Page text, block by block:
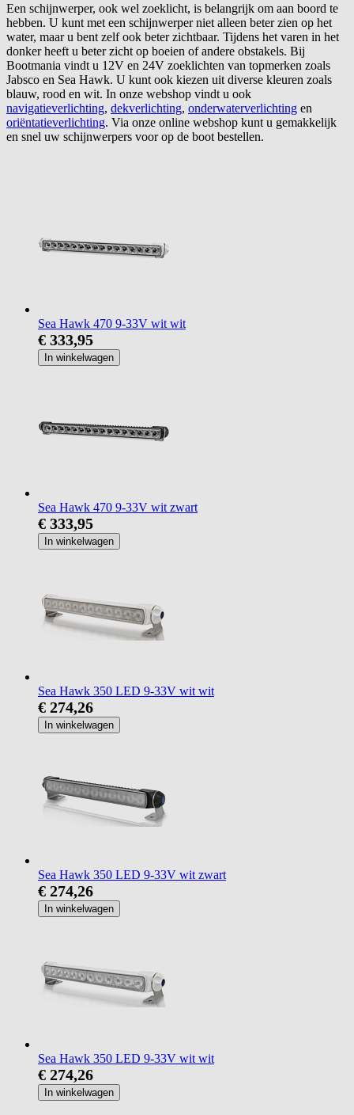
Een schijnwerper, ook wel zoeklicht, is belangrijk om aan boord te
hebben. U kunt met een schijnwerper niet alleen beter zien op het
water, maar u bent zelf ook beter zichtbaar. Tijdens het varen in het
donker heeft u beter zicht op boeien of andere obstakels. Bij
Bootmania vindt u 12V en 24V zoeklichten van topmerken zoals
Jabsco en Sea Hawk. U kunt ook kiezen uit diverse kleuren zoals
blauw, rood en wit. In onze webshop vindt u ook
navigatieverlichting, dekverlichting, onderwaterverlichting en
oriëntatieverlichting. Via onze online webshop kunt u gemakkelijk
en snel uw schijnwerpers voor op de boot bestellen.
Sea Hawk 470 9-33V wit wit
€ 333,95
In winkelwagen
Sea Hawk 470 9-33V wit zwart
€ 333,95
In winkelwagen
Sea Hawk 350 LED 9-33V wit wit
€ 274,26
In winkelwagen
Sea Hawk 350 LED 9-33V wit zwart
€ 274,26
In winkelwagen
Sea Hawk 350 LED 9-33V wit wit
€ 274,26
In winkelwagen